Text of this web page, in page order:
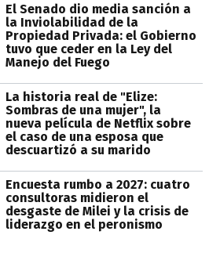
El Senado dio media sanción a
la Inviolabilidad de la
Propiedad Privada: el Gobierno
tuvo que ceder en la Ley del
Manejo del Fuego
La historia real de "Elize:
Sombras de una mujer", la
nueva película de Netflix sobre
el caso de una esposa que
descuartizó a su marido
Encuesta rumbo a 2027: cuatro
consultoras midieron el
desgaste de Milei y la crisis de
liderazgo en el peronismo